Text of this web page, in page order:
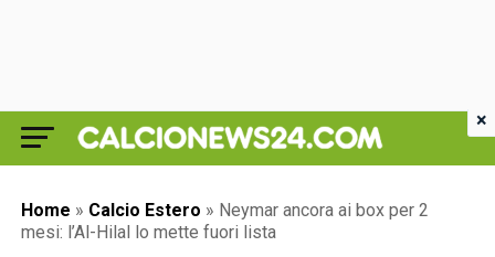
Home » Calcio Estero » Neymar ancora ai box per 2
mesi: l’Al-Hilal lo mette fuori lista
×